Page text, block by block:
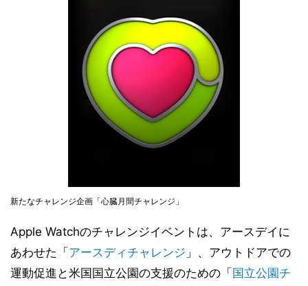
新たなチャレンジ企画「心臓月間チャレンジ」
Apple Watchのチャレンジイベントは、アースデイに
あわせた「 アースディチャレンジ 」、アウトドアでの
運動促進と米国国立公園の支援のための「 国立公園チ